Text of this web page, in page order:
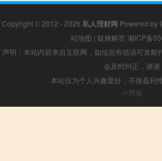
Copyright © 2012 - 2026 私人理财网 Powered by
站地图 | 疑难解答 湘ICP备
声明：本站内容来自互联网，如信息有错误可发
会及时纠正，谢谢
本站仅为个人兴趣爱好，不接盈利
小男孩